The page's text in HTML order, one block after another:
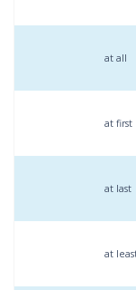
at all
at first
at last
at